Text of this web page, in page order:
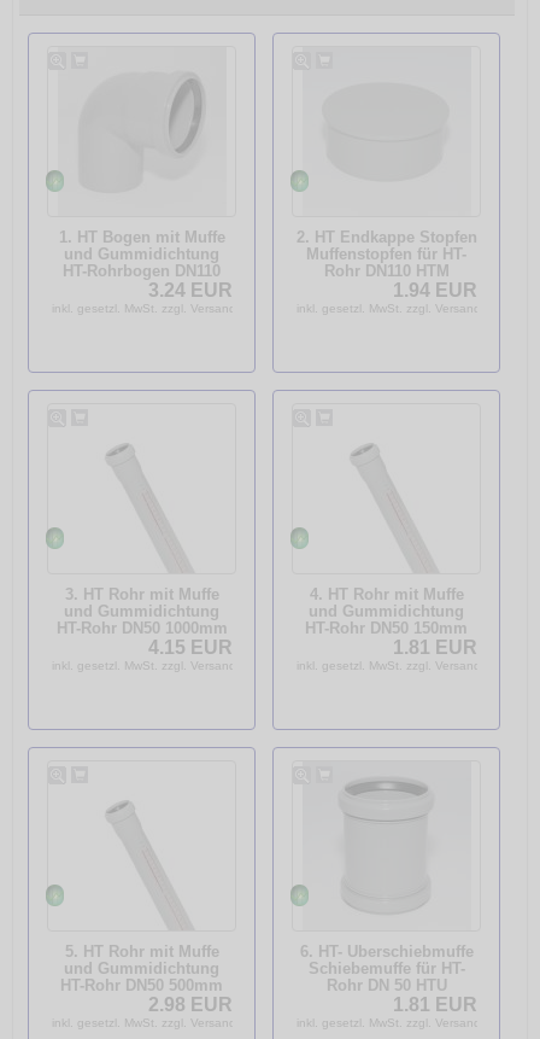
1. HT Bogen mit Muffe
und Gummidichtung
HT-Rohrbogen DN110
87° HTB3.24 EUR
inkl. gesetzl. MwSt. zzgl. Versandkosten
2. HT Endkappe Stopfen
Muffenstopfen für HT-
Rohr DN110 HTM
1.94 EUR
inkl. gesetzl. MwSt. zzgl. Versandkosten
3. HT Rohr mit Muffe
und Gummidichtung
HT-Rohr DN50 1000mm
HTME4.15 EUR
inkl. gesetzl. MwSt. zzgl. Versandkosten
4. HT Rohr mit Muffe
und Gummidichtung
HT-Rohr DN50 150mm
HTME1.81 EUR
inkl. gesetzl. MwSt. zzgl. Versandkosten
5. HT Rohr mit Muffe
und Gummidichtung
HT-Rohr DN50 500mm
HTME2.98 EUR
inkl. gesetzl. MwSt. zzgl. Versandkosten
6. HT- Überschiebmuffe
Schiebemuffe für HT-
Rohr DN 50 HTU
1.81 EUR
inkl. gesetzl. MwSt. zzgl. Versandkosten